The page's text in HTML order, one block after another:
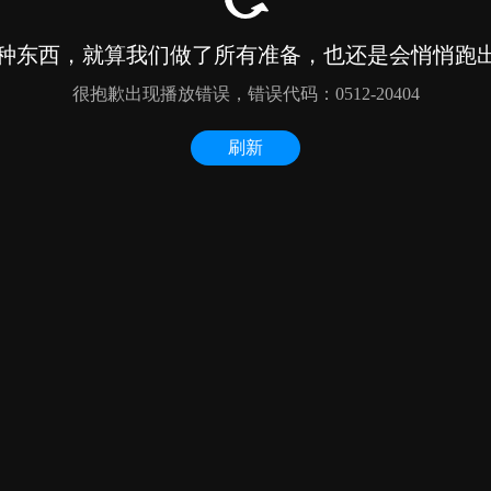
东西，就算我们做了所有准备，也还是会悄悄跑
很抱歉出现播放错误，错误代码：0512-20404
刷新